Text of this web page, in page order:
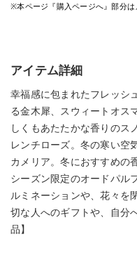
※本ページ『購入ページへ』部分は
アイテム詳細
幸福感に包まれたフレッシ
る金木犀、スウィートオス
しくもあたたかな香りのス
レンチローズ。冬の寒い空
カメリア。冬におすすめの
シーズン限定のオードパル
ルミネーションや、花々を
切な人へのギフトや、自分
品】